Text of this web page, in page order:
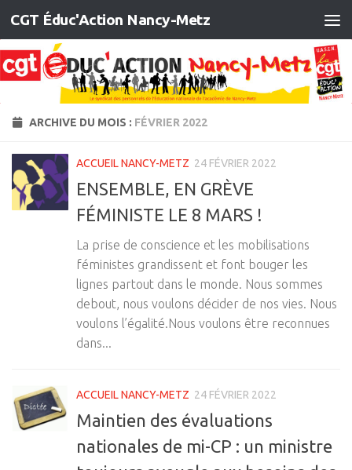
Skip to content
CGT Éduc'Action Nancy-Metz
ARCHIVE DU MOIS : FÉVRIER 2022
ACCUEIL NANCY-METZ 24 FÉVRIER 2022
ENSEMBLE, EN GRÈVE
FÉMINISTE LE 8 MARS !
La prise de conscience et les mobilisations
féministes grandissent et font bouger les
lignes partout dans le monde. Nous sommes
debout, nous voulons décider de nos vies. Nous
voulons l’égalité.Nous voulons être reconnues
dans...
ACCUEIL NANCY-METZ 24 FÉVRIER 2022
Maintien des évaluations
nationales de mi-CP : un ministre